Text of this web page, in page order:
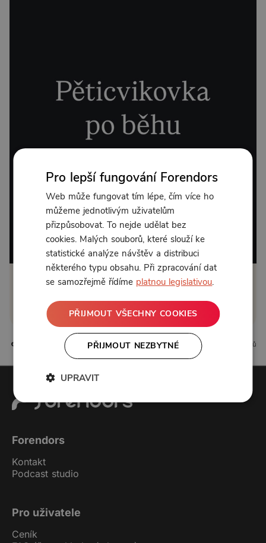
Od 240 Kč měsíčně
Klikněte pro odemčení
nebo sepřihlaste
78 líbí 23 komentářů
Forendors
Kontakt
Podcast studio
Pro uživatele
Ceník
Pro lepší fungování Forendors
Web může fungovat tím lépe, čím více ho
můžeme jednotlivým uživatelům
přizpůsobovat. To nejde udělat bez
cookies. Malých souborů, které slouží ke
statistické analýze návštěv a distribuci
některého typu obsahu. Při zpracování dat
se samozřejmě řídíme platnou legislativou.
PŘIJMOUT VŠECHNY COOKIES
PŘIJMOUT NEZBYTNÉ
UPRAVIT